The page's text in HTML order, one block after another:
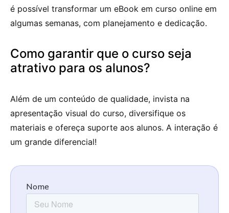
é possível transformar um eBook em curso online em
algumas semanas, com planejamento e dedicação.
Como garantir que o curso seja
atrativo para os alunos?
Além de um conteúdo de qualidade, invista na
apresentação visual do curso, diversifique os
materiais e ofereça suporte aos alunos. A interação é
um grande diferencial!